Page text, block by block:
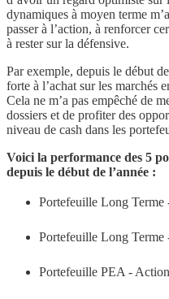
dynamiques à moyen terme
passer à l’action, à renforcer
à rester sur la défensive.
Par exemple, depuis le début
forte à l’achat sur les marchés
Cela ne m’a pas empêché de
dossiers et de profiter des
niveau de cash dans les
Voici la performance des 5
depuis le début de l’année :
Portefeuille Long Terme
Portefeuille Long Terme
Portefeuille PEA -